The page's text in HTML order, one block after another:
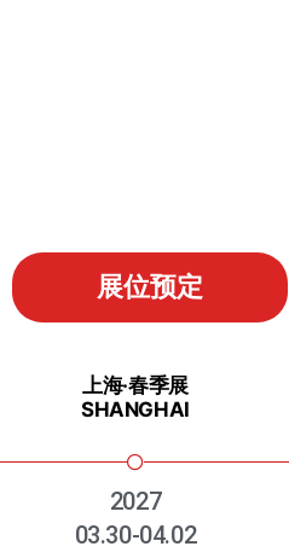
展位预定
上海·春季展
SHANGHAI
2027
03.30-04.02